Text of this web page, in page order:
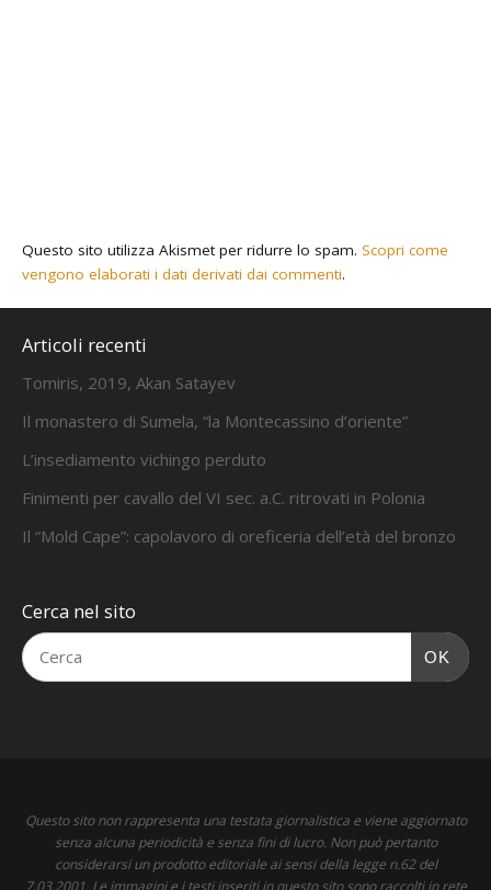
Questo sito utilizza Akismet per ridurre lo spam. Scopri come
vengono elaborati i dati derivati dai commenti.
Articoli recenti
Tomiris, 2019, Akan Satayev
Il monastero di Sumela, “la Montecassino d’oriente”
L’insediamento vichingo perduto
Finimenti per cavallo del VI sec. a.C. ritrovati in Polonia
Il “Mold Cape”: capolavoro di oreficeria dell’età del bronzo
Cerca nel sito
OK
Questo sito non rappresenta una testata giornalistica e viene aggiornato
senza alcuna periodicità e senza fini di lucro. Non può pertanto
considerarsi un prodotto editoriale ai sensi della legge n.62 del
7.03.2001. Le immagini e i testi inseriti in questo sito sono raccolti in rete